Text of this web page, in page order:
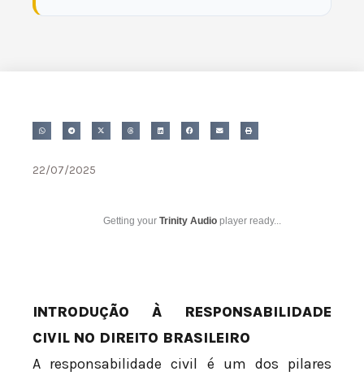
22/07/2025
Getting your Trinity Audio player ready...
INTRODUÇÃO À RESPONSABILIDADE
CIVIL NO DIREITO BRASILEIRO
A responsabilidade civil é um dos pilares